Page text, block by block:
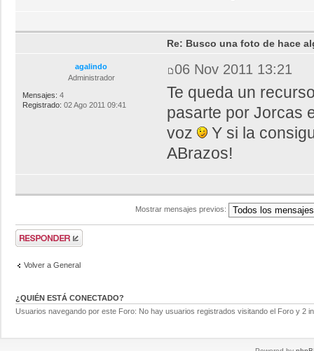
agalindo
Administrador
Mensajes: 4
Registrado: 02 Ago 2011 09:41
Re: Busco una foto de hace
06 Nov 2011 13:21
Te queda un
pasarte por Jorcas
voz
Y si la
ABrazos!
Mostrar mensajes previos:
Volver a General
¿QUIÉN ESTÁ CONECTADO?
Usuarios navegando por este Foro: No hay usuarios registrados visitando el Foro y 2